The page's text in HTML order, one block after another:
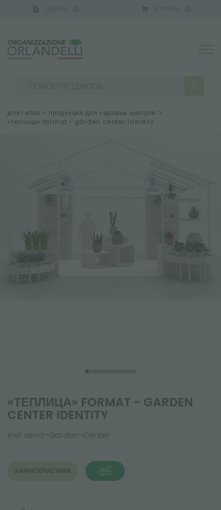
0 0
для retail – продукция для садовых центров >
«теплица» format - garden center identity
«ТЕПЛИЦА» FORMAT - GARDEN
CENTER IDENTITY
код: serra-Garden-Center
ХАРАКТЕРИСТИКИ